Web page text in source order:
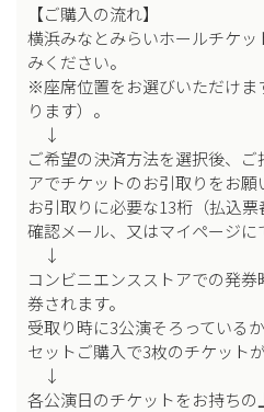
【ご購入の流れ】
横浜みなとみらいホールチケ
みください。
※座席位置をお選びいただけま
ります）。
↓
ご希望の決済方法を選択後、
アでチケットのお引取りをお願
お引取りに必要な13桁（払込
確認メール、又はマイページに
↓
コンビニエンスストアでの発
券されます。
受取り時に3公演そろっている
セットご購入で3枚のチケット
↓
各公演日のチケットをお持ちの